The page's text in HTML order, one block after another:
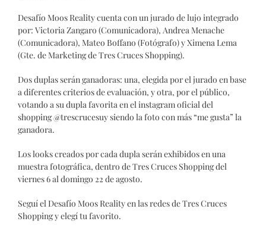
Desafío Moos Reality cuenta con un jurado de lujo integrado
por: Victoria Zangaro (Comunicadora), Andrea Menache
(Comunicadora), Mateo Boffano (Fotógrafo) y Ximena Lema
(Gte. de Marketing de Tres Cruces Shopping).
Dos duplas serán ganadoras: una, elegida por el jurado en base
a diferentes criterios de evaluación, y otra, por el público,
votando a su dupla favorita en el instagram oficial del
shopping @trescrucesuy siendo la foto con más “me gusta” la
ganadora.
Los looks creados por cada dupla serán exhibidos en una
muestra fotográfica, dentro de Tres Cruces Shopping del
viernes 6 al domingo 22 de agosto.
Seguí el Desafío Moos Reality en las redes de Tres Cruces
Shopping y elegí tu favorito.